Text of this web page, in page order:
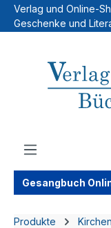
Zum Hauptinhalt
Verlag und Online-
Geschenke und
Gesangbuch
Produkte